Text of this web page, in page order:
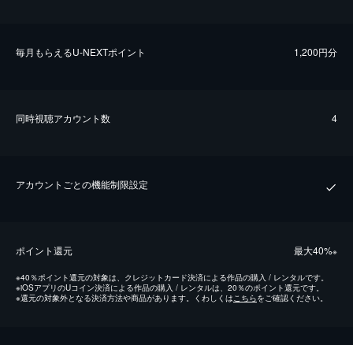
毎⽉もらえるU-NEXTポイント 1,200円分
同時視聴アカウント数 4
アカウントごとの機能制限設定
ポイント還元 最⼤40%※
※40％ポイント還元の対象は、クレジットカード決済による作品の購入 / レンタルです。
※iOSアプリのUコイン決済による作品の購入 / レンタルは、20％のポイント還元です。
※還元の対象外となる決済方法や商品があります。くわしくは こちらをご確認ください。